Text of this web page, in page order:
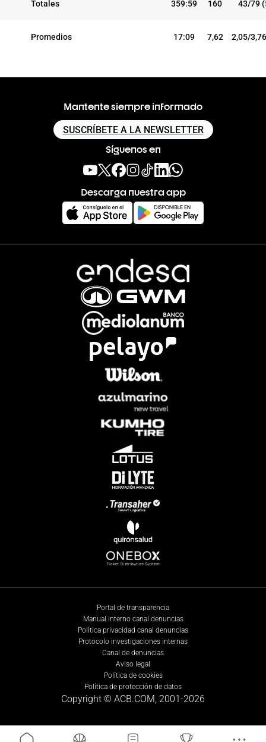
Totales 359:59 160 43/79
Promedios 17:09 7,62 2,05/
Mantente siempre informado
SUSCRÍBETE A LA NEWSLETTER
Síguenos en
Descarga nuestra app
Portal de transparencia
Manual interno canal denuncias
Política privacidad canal denuncias
Protocolo investigaciones internas
Canal de denuncias
Aviso legal
Política de cookies
Política de protección de datos
Copyright © ACB.COM, 2001-2026